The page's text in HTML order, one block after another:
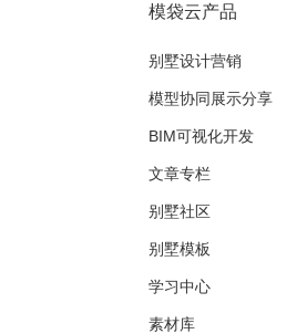
模袋云产品
别墅设计营销
模型协同展示分享
BIM可视化开发
文章专栏
别墅社区
别墅模板
学习中心
素材库